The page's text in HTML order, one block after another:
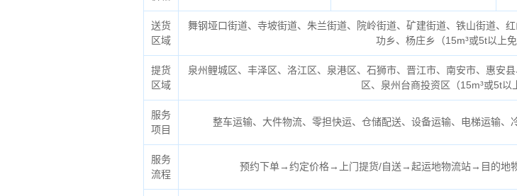
送货
区域
舞钢垭口街道、寺坡街道、朱兰街道、院岭街道、矿建街道、铁山街道、
功乡、杨庄乡（15m³或5t以上
提货
区域
泉州鲤城区、丰泽区、洛江区、泉港区、石狮市、晋江市、南安市、惠安
区、泉州台商投资区（15m³或5t以
服务
项目
整车运输、大件物流、零担快运、仓储配送、设备运输、电梯运输
服务
流程
预约下单→约定价格→上门提货/自送→起运地物流站→目的地